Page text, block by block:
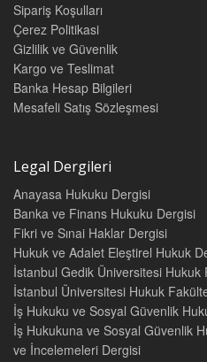
Sipariş Koşulları
Çerez Politikasi
Gizlilik ve Güvenlik
Kargo ve Teslimat
Banka Hesap Bilgileri
Mesafeli Satış Sözleşmesi
Legal Dergileri
Anayasa Hukuku Dergisi
Banka ve Finans Hukuku Dergisi
Fikri ve Sınai Haklar Dergisi
Hukuk ve Adalet Eleştirel Hukuk
İstanbul Gedik Üniversitesi Hukuk
İstanbul Üniversitesi Hukuk
İş Hukuku ve Sosyal Güvenlik
İş Hukukuna ve Sosyal Güvenlik
ve İncelemeleri Dergisi